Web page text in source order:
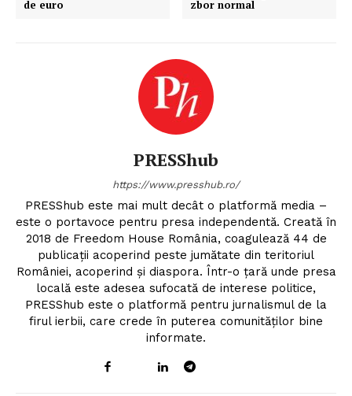
de euro
zbor normal
PRESShub
https://www.presshub.ro/
PRESShub este mai mult decât o platformă media –
este o portavoce pentru presa independentă. Creată în
2018 de Freedom House România, coagulează 44 de
publicații acoperind peste jumătate din teritoriul
României, acoperind și diaspora. Într-o țară unde presa
locală este adesea sufocată de interese politice,
PRESShub este o platformă pentru jurnalismul de la
firul ierbii, care crede în puterea comunităților bine
informate.